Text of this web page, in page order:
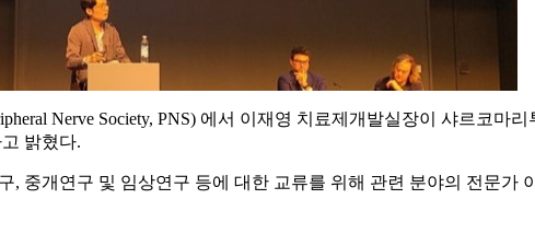
Nerve Society, PNS) 에서 이재영 치료제개발실장이 샤르코마리
밝혔다.
중개연구 및 임상연구 등에 대한 교류를 위해 관련 분야의 전문가